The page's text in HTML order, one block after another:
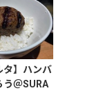
タ】ハンバ
う＠SURA